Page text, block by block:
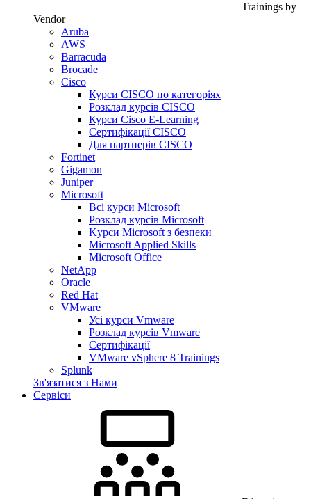
Trainings by
Vendor
Aruba
AWS
Barracuda
Brocade
Cisco
Курси CISCO по категоріях
Розклад курсів CISCO
Курси Cisco E-Learning
Сертифікації CISCO
Для партнерів CISCO
Fortinet
Gigamon
Juniper
Microsoft
Всі курси Microsoft
Розклад курсів Microsoft
Kyрси Microsoft з безпеки
Microsoft Applied Skills
Microsoft Office
NetApp
Oracle
Red Hat
VMware
Усі курси Vmware
Розклад курсів Vmware
Сертифікації
VMware vSphere 8 Trainings
Splunk
Зв'язатися з Нами
Сервіси